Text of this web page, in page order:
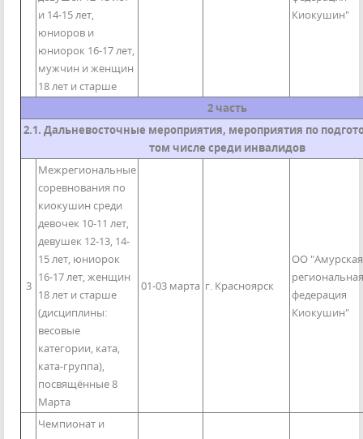
и 14-15 лет,
юниоров и
юниорок 16-17 лет,
мужчин и женщин
18 лет и старше
Киокушин"
2 часть
2.1. Дальневосточные мероприятия, мероприятия по
том числе среди инвалидов
3
Межрегиональные
соревнования по
киокушин среди
девочек 10-11 лет,
девушек 12-13, 14-
15 лет, юниорок
16-17 лет, женщин
18 лет и старше
(дисциплины:
весовые
категории, ката,
ката-группа),
посвящённые 8
Марта
01-03 марта г. Красноярск
ОО "Амурская
региональная
федерация
Киокушин"
Чемпионат и